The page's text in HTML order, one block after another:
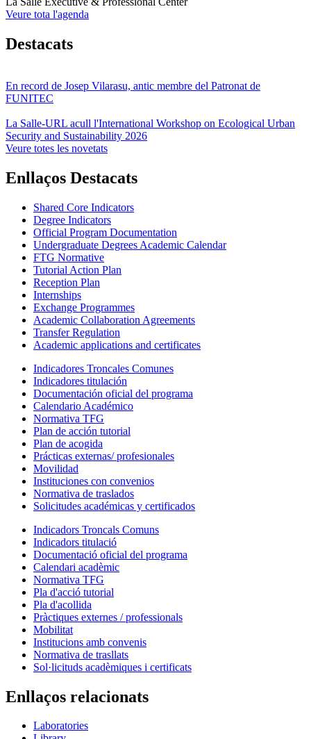
Veure tota l'agenda
Destacats
En record de Josep Vilarasu, antic membre del Patronat de
FUNITEC
La Salle-URL acull l'International Workshop on Ecological Urban
Security and Sustainability 2026
Veure totes les novetats
Enllaços Destacats
Shared Core Indicators
Degree Indicators
Official Program Documentation
Undergraduate Degrees Academic Calendar
FTG Normative
Tutorial Action Plan
Reception Plan
Internships
Exchange Programmes
Academic Collaboration Agreements
Transfer Regulation
Academic applications and certificates
Indicadores Troncales Comunes
Indicadores titulación
Documentación oficial del programa
Calendario Académico
Normativa TFG
Plan de acción tutorial
Plan de acogida
Prácticas externas/ profesionales
Movilidad
Instituciones con convenios
Normativa de traslados
Solicitudes académicas y certificados
Indicadors Troncals Comuns
Indicadors titulació
Documentació oficial del programa
Calendari acadèmic
Normativa TFG
Pla d'acció tutorial
Pla d'acollida
Pràctiques externes / professionals
Mobilitat
Institucions amb convenis
Normativa de trasllats
Sol·licituds acadèmiques i certificats
Enllaços relacionats
Laboratories